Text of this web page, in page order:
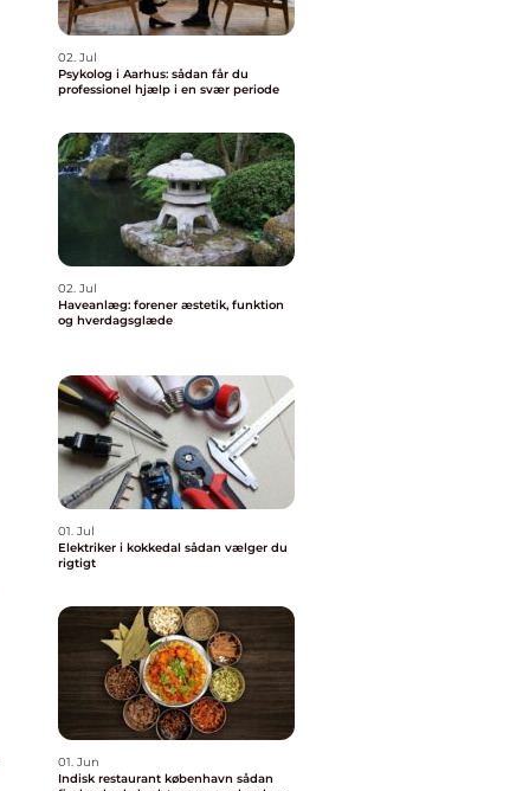
02. Jul
Psykolog i Aarhus: sådan får du
professionel hjælp i en svær periode
02. Jul
Haveanlæg: forener æstetik, funktion
og hverdagsglæde
01. Jul
Elektriker i kokkedal sådan vælger du
rigtigt
01. Jun
Indisk restaurant københavn sådan